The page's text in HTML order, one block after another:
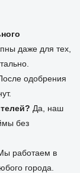
даже для тех,
одобрения
Да, наш
без
работаем в
города.